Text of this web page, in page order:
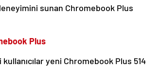
sunan Chromebook Plus
Plus
yeni Chromebook Plus 514